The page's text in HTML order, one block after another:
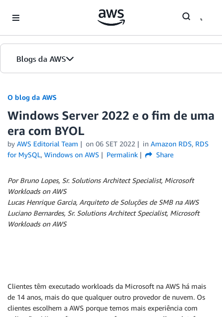
Blogs da AWS
Página inicial
Edições
O blog da AWS
Windows Server 2022 e o fim de uma
era com BYOL
by AWS Editorial Team on 06 SET 2022 in Amazon RDS, RDS
for MySQL, Windows on AWS Permalink Share
Por Bruno Lopes, Sr. Solutions Architect Specialist, Microsoft
Workloads on AWS
Lucas Henrique Garcia, Arquiteto de Soluções de SMB na AWS
Luciano Bernardes, Sr. Solutions Architect Specialist, Microsoft
Workloads on AWS
Clientes têm executado workloads da Microsoft na AWS há mais
de 14 anos, mais do que qualquer outro provedor de nuvem. Os
clientes escolhem a AWS porque temos mais experiência com